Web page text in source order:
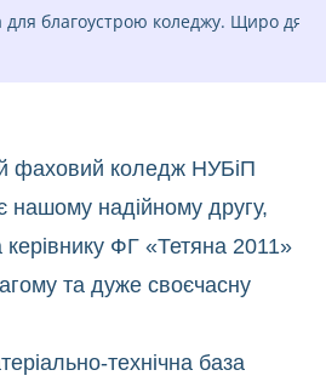
для благоустрою коледжу. Щиро
фаховий коледж НУБіП
нашому надійному другу,
керівнику ФГ «Тетяна 2011»
та дуже своєчасну
технічна база